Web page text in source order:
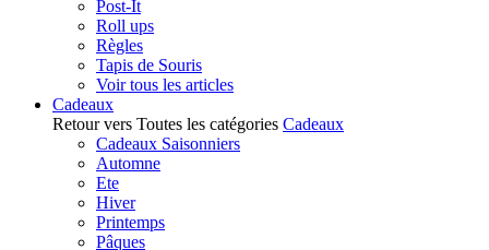
Post-It
Roll ups
Règles
Tapis de Souris
Voir tous les articles
Cadeaux
Retour vers Toutes les catégories Cadeaux
Cadeaux Saisonniers
Automne
Ete
Hiver
Printemps
Pâques